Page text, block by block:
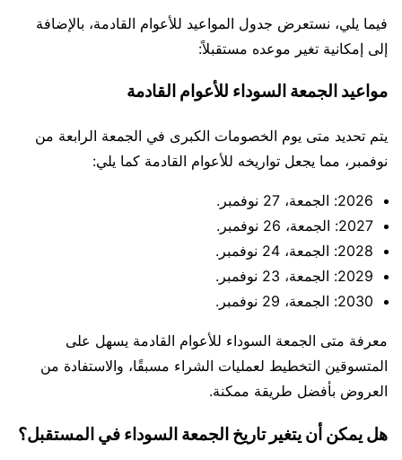
فيما يلي، نستعرض جدول المواعيد للأعوام القادمة، بالإضافة
إلى إمكانية تغير موعده مستقبلاً:
مواعيد الجمعة السوداء للأعوام القادمة
يتم تحديد متى يوم الخصومات الكبرى في الجمعة الرابعة من
نوفمبر، مما يجعل تواريخه للأعوام القادمة كما يلي:
2026: الجمعة، 27 نوفمبر.
2027: الجمعة، 26 نوفمبر.
2028: الجمعة، 24 نوفمبر.
2029: الجمعة، 23 نوفمبر.
2030: الجمعة، 29 نوفمبر.
معرفة متى الجمعة السوداء للأعوام القادمة يسهل على
المتسوقين التخطيط لعمليات الشراء مسبقًا، والاستفادة من
العروض بأفضل طريقة ممكنة.
هل يمكن أن يتغير تاريخ الجمعة السوداء في المستقبل؟